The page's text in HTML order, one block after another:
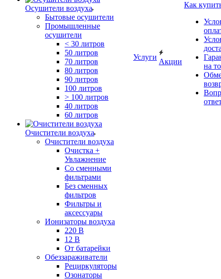
Осушители воздуха
Бытовые осушители
Промышленные
осушители
< 30 литров
50 литров
70 литров
80 литров
90 литров
100 литров
> 100 литров
40 литров
60 литров
Очистители воздуха
Очистители воздуха
Очистка +
Увлажнение
Cо сменными
фильтрами
Без сменных
фильтров
Фильтры и
аксессуары
Ионизаторы воздуха
220 В
12 В
От батарейки
Обеззараживатели
Рециркуляторы
Озонаторы
Услуги
Акции
Как
на